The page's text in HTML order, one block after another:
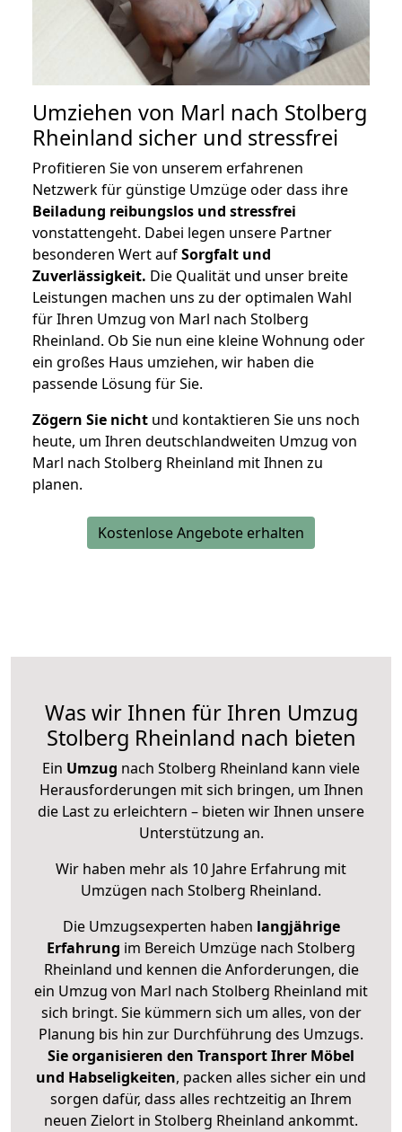
Umziehen von Marl nach Stolberg
Rheinland sicher und stressfrei
Profitieren Sie von unserem erfahrenen
Netzwerk für günstige Umzüge oder dass ihre
Beiladung reibungslos und stressfrei
vonstattengeht. Dabei legen unsere Partner
besonderen Wert aufSorgfalt und
Zuverlässigkeit. Die Qualität und unser breite
Leistungen machen uns zu der optimalen Wahl
für Ihren Umzug von Marl nach Stolberg
Rheinland. Ob Sie nun eine kleine Wohnung oder
ein großes Haus umziehen, wir haben die
passende Lösung für Sie.
Zögern Sie nicht und kontaktieren Sie uns noch
heute, um Ihren deutschlandweiten Umzug von
Marl nach Stolberg Rheinland mit Ihnen zu
planen.
Kostenlose Angebote erhalten
Was wir Ihnen für Ihren Umzug
Stolberg Rheinland nach bieten
Ein Umzug nach Stolberg Rheinland kann viele
Herausforderungen mit sich bringen, um Ihnen
die Last zu erleichtern – bieten wir Ihnen unsere
Unterstützung an.
Wir haben mehr als 10 Jahre Erfahrung mit
Umzügen nach Stolberg Rheinland.
Die Umzugsexperten haben langjährige
Erfahrung im Bereich Umzüge nach Stolberg
Rheinland und kennen die Anforderungen, die
ein Umzug von Marl nach Stolberg Rheinland mit
sich bringt. Sie kümmern sich um alles, von der
Planung bis hin zur Durchführung des Umzugs.
Sie organisieren den Transport Ihrer Möbel
und Habseligkeiten, packen alles sicher ein und
sorgen dafür, dass alles rechtzeitig an Ihrem
neuen Zielort in Stolberg Rheinland ankommt.